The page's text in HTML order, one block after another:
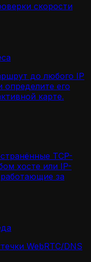
скорости
до любого IP
определите его
карте.
TCP-
хосте или IP-
за
WebRTC/DNS